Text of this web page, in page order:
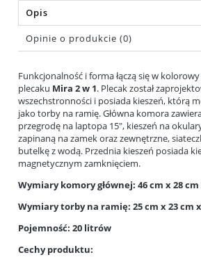
Opis
Opinie o produkcie (0)
Funkcjonalność i forma łączą się w
plecaku Mira 2 w 1. Plecak został
wszechstronności i posiada kieszeń, którą
jako torby na ramię. Główna komora
przegrodę na laptopa 15", kieszeń na
zapinaną na zamek oraz zewnętrzne,
butelkę z wodą. Przednia kieszeń posiada
magnetycznym zamknięciem.
Wymiary komory głównej: 46 cm x 28 cm
Wymiary torby na ramię: 25 cm x 23 cm
Pojemność: 20 litrów
Cechy produktu: